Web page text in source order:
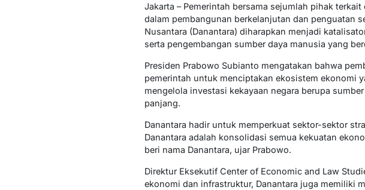
Jakarta – Pemerintah bersama sejumlah pihak
dalam pembangunan berkelanjutan dan penguatan
Nusantara (Danantara) diharapkan menjadi
serta pengembangan sumber daya manusia yang
Presiden Prabowo Subianto mengatakan bahwa
pemerintah untuk menciptakan ekosistem ekonomi
mengelola investasi kekayaan negara berupa
panjang.
Danantara hadir untuk memperkuat sektor-sektor
Danantara adalah konsolidasi semua kekuatan
beri nama Danantara, ujar Prabowo.
Direktur Eksekutif Center of Economic and Law
ekonomi dan infrastruktur, Danantara juga memiliki